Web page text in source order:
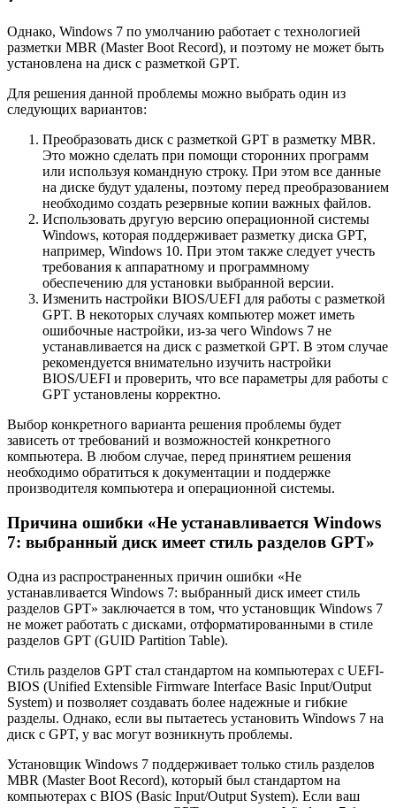
Однако, Windows 7 по умолчанию работает с технологией
разметки MBR (Master Boot Record), и поэтому не может быть
установлена на диск с разметкой GPT.
Для решения данной проблемы можно выбрать один из
следующих вариантов:
Преобразовать диск с разметкой GPT в разметку MBR.
Это можно сделать при помощи сторонних программ
или используя командную строку. При этом все данные
на диске будут удалены, поэтому перед преобразованием
необходимо создать резервные копии важных файлов.
Использовать другую версию операционной системы
Windows, которая поддерживает разметку диска GPT,
например, Windows 10. При этом также следует учесть
требования к аппаратному и программному
обеспечению для установки выбранной версии.
Изменить настройки BIOS/UEFI для работы с разметкой
GPT. В некоторых случаях компьютер может иметь
ошибочные настройки, из-за чего Windows 7 не
устанавливается на диск с разметкой GPT. В этом случае
рекомендуется внимательно изучить настройки
BIOS/UEFI и проверить, что все параметры для работы с
GPT установлены корректно.
Выбор конкретного варианта решения проблемы будет
зависеть от требований и возможностей конкретного
компьютера. В любом случае, перед принятием решения
необходимо обратиться к документации и поддержке
производителя компьютера и операционной системы.
Причина ошибки «Не устанавливается Windows
7: выбранный диск имеет стиль разделов GPT»
Одна из распространенных причин ошибки «Не
устанавливается Windows 7: выбранный диск имеет стиль
разделов GPT» заключается в том, что установщик Windows 7
не может работать с дисками, отформатированными в стиле
разделов GPT (GUID Partition Table).
Стиль разделов GPT стал стандартом на компьютерах с UEFI-
BIOS (Unified Extensible Firmware Interface Basic Input/Output
System) и позволяет создавать более надежные и гибкие
разделы. Однако, если вы пытаетесь установить Windows 7 на
диск с GPT, у вас могут возникнуть проблемы.
Установщик Windows 7 поддерживает только стиль разделов
MBR (Master Boot Record), который был стандартом на
компьютерах с BIOS (Basic Input/Output System). Если ваш